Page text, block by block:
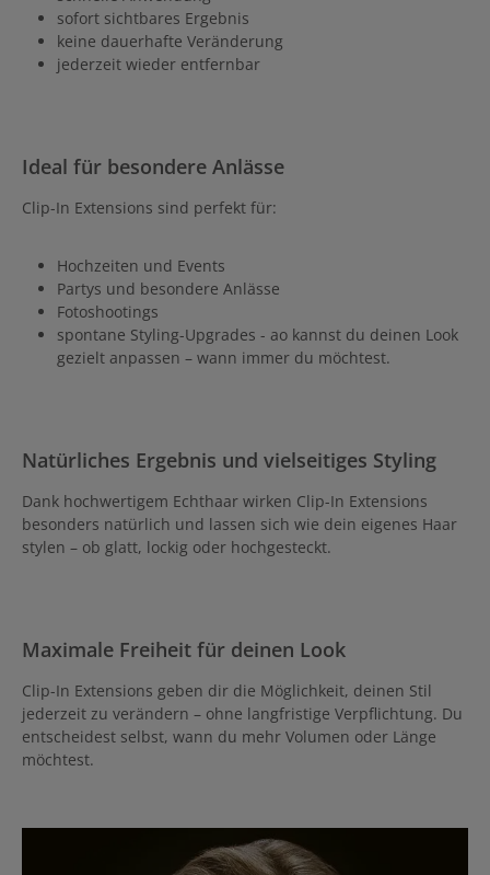
sofort sichtbares Ergebnis
keine dauerhafte Veränderung
jederzeit wieder entfernbar
Ideal für besondere Anlässe
Clip-In Extensions sind perfekt für:
Hochzeiten und Events
Partys und besondere Anlässe
Fotoshootings
spontane Styling-Upgrades - ao kannst du deinen Look
gezielt anpassen – wann immer du möchtest.
Natürliches Ergebnis und vielseitiges Styling
Dank hochwertigem Echthaar wirken Clip-In Extensions
besonders natürlich und lassen sich wie dein eigenes Haar
stylen – ob glatt, lockig oder hochgesteckt.
Maximale Freiheit für deinen Look
Clip-In Extensions geben dir die Möglichkeit, deinen Stil
jederzeit zu verändern – ohne langfristige Verpflichtung. Du
entscheidest selbst, wann du mehr Volumen oder Länge
möchtest.